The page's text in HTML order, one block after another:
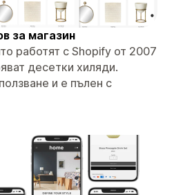
за магазин
работят с Shopify от 2007
десетки хиляди.
и е пълен с